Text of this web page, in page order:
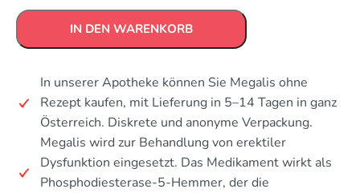
IN DEN WARENKORB
In unserer Apotheke können Sie Megalis ohne
Rezept kaufen, mit Lieferung in 5–14 Tagen in ganz
Österreich. Diskrete und anonyme Verpackung.
Megalis wird zur Behandlung von erektiler
Dysfunktion eingesetzt. Das Medikament wirkt als
Phosphodiesterase-5-Hemmer, der die